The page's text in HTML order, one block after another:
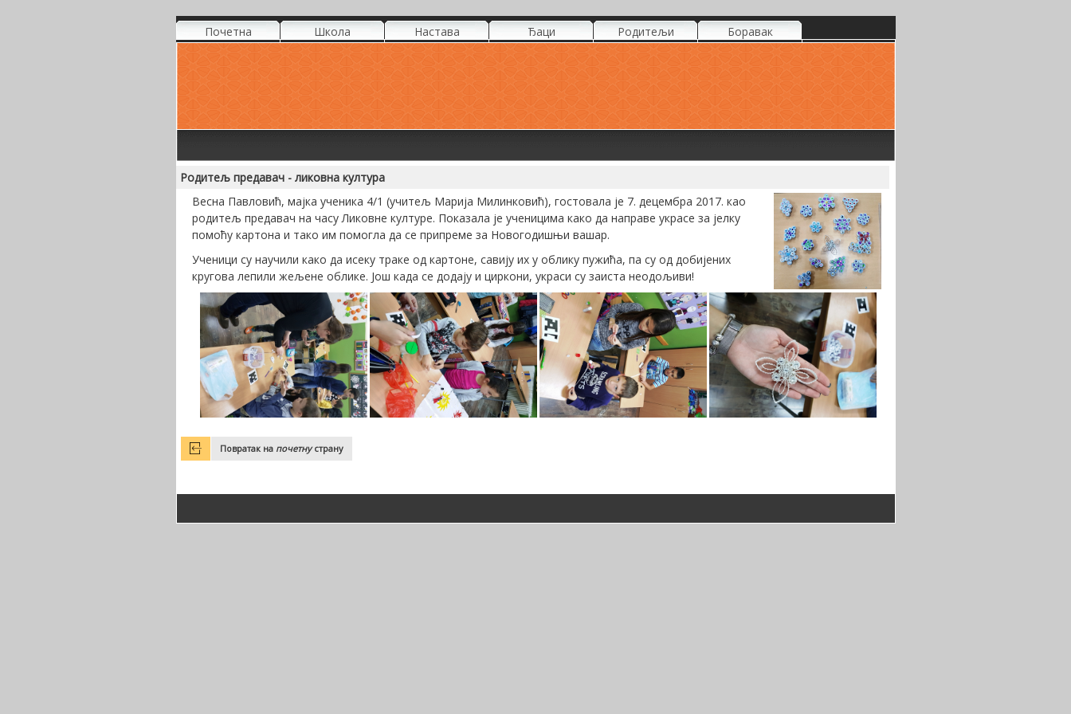
Почетна Школа Настава Ђаци Родитељи Боравак
Родитељ предавач - ликовна култура
Весна Павловић, мајка ученика 4/1 (учитељ Марија Милинковић), гостовала је 7. децембра 2017. као
родитељ предавач на часу Ликовне културе. Показала је ученицима како да направе украсе за јелку
помоћу картона и тако им помогла да се припреме за Новогодишњи вашар.
Ученици су научили како да исеку траке од картоне, савију их у облику пужића, па су од добијених
кругова лепили жељене облике. Још када се додају и циркони, украси су заиста неодољиви!
Повратак на почетнустрану